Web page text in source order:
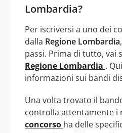
Lombardia?
Per iscriversi a uno dei
dalla Regione Lombardia
passi. Prima di tutto, vai
Regione Lombardia .
informazioni sui bandi
Una volta trovato il
controlla attentamente i
concorso ha delle